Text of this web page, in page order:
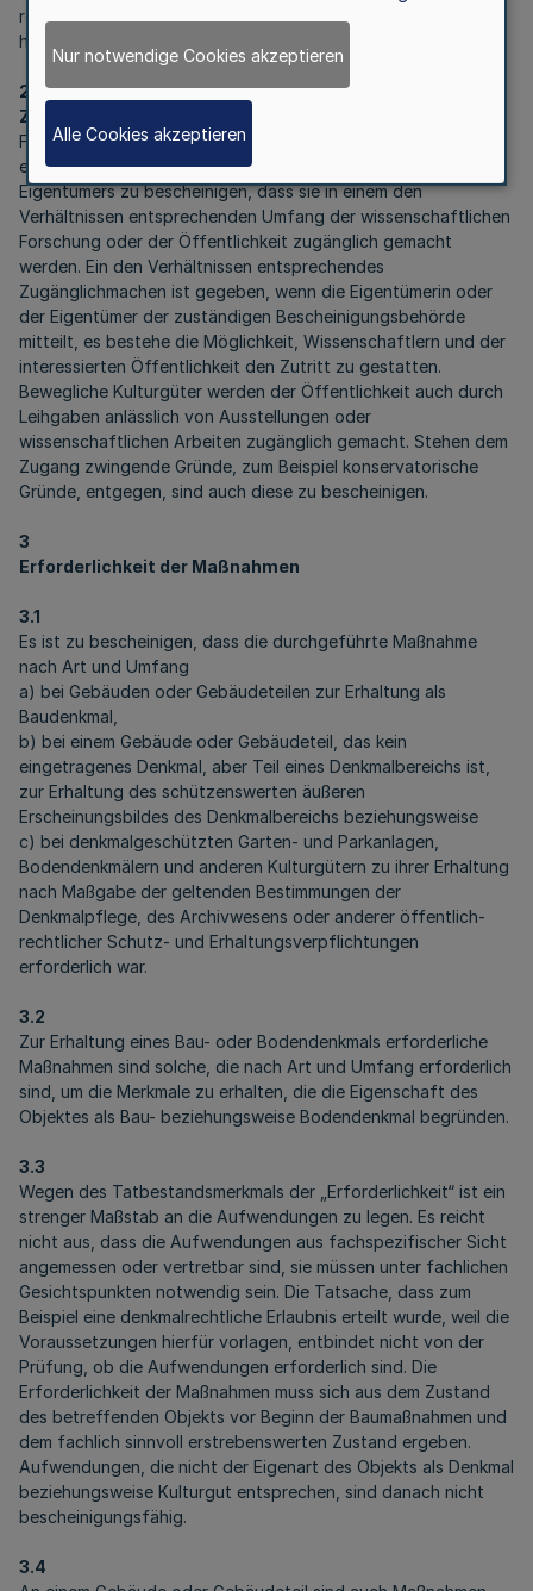
rechnen, es kann sich aber auch um eine Familienstiftung
handeln.
2.2
Zugänglichmachung
Für alle Kulturgüter ist ferner nach entsprechender Vorlage
einer textlichen Erklärung der Eigentümerin oder des
Eigentümers zu bescheinigen, dass sie in einem den
Verhältnissen entsprechenden Umfang der wissenschaftlichen
Forschung oder der Öffentlichkeit zugänglich gemacht
werden. Ein den Verhältnissen entsprechendes
Zugänglichmachen ist gegeben, wenn die Eigentümerin oder
der Eigentümer der zuständigen Bescheinigungsbehörde
mitteilt, es bestehe die Möglichkeit, Wissenschaftlern und der
interessierten Öffentlichkeit den Zutritt zu gestatten.
Bewegliche Kulturgüter werden der Öffentlichkeit auch durch
Leihgaben anlässlich von Ausstellungen oder
wissenschaftlichen Arbeiten zugänglich gemacht. Stehen dem
Zugang zwingende Gründe, zum Beispiel konservatorische
Gründe, entgegen, sind auch diese zu bescheinigen.
3
Erforderlichkeit der Maßnahmen
3.1
Es ist zu bescheinigen, dass die durchgeführte Maßnahme
nach Art und Umfang
a) bei Gebäuden oder Gebäudeteilen zur Erhaltung als
Baudenkmal,
b) bei einem Gebäude oder Gebäudeteil, das kein
eingetragenes Denkmal, aber Teil eines Denkmalbereichs ist,
zur Erhaltung des schützenswerten äußeren
Erscheinungsbildes des Denkmalbereichs beziehungsweise
c) bei denkmalgeschützten Garten- und Parkanlagen,
Bodendenkmälern und anderen Kulturgütern zu ihrer Erhaltung
nach Maßgabe der geltenden Bestimmungen der
Denkmalpflege, des Archivwesens oder anderer öffentlich-
rechtlicher Schutz- und Erhaltungsverpflichtungen
erforderlich war.
3.2
Zur Erhaltung eines Bau- oder Bodendenkmals erforderliche
Maßnahmen sind solche, die nach Art und Umfang erforderlich
sind, um die Merkmale zu erhalten, die die Eigenschaft des
Objektes als Bau- beziehungsweise Bodendenkmal begründen.
3.3
Wegen des Tatbestandsmerkmals der „Erforderlichkeit“ ist ein
strenger Maßstab an die Aufwendungen zu legen. Es reicht
nicht aus, dass die Aufwendungen aus fachspezifischer Sicht
angemessen oder vertretbar sind, sie müssen unter fachlichen
Gesichtspunkten notwendig sein. Die Tatsache, dass zum
Beispiel eine denkmalrechtliche Erlaubnis erteilt wurde, weil die
Voraussetzungen hierfür vorlagen, entbindet nicht von der
Prüfung, ob die Aufwendungen erforderlich sind. Die
Erforderlichkeit der Maßnahmen muss sich aus dem Zustand
des betreffenden Objekts vor Beginn der Baumaßnahmen und
dem fachlich sinnvoll erstrebenswerten Zustand ergeben.
Aufwendungen, die nicht der Eigenart des Objekts als Denkmal
beziehungsweise Kulturgut entsprechen, sind danach nicht
bescheinigungsfähig.
3.4
Nur notwendige Cookies akzeptieren
Alle Cookies akzeptieren